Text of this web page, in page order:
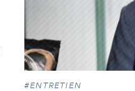
#ENTRETIEN